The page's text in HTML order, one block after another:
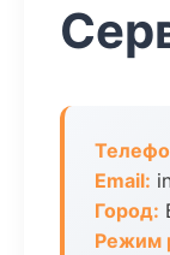
Email:
Город:
Режим